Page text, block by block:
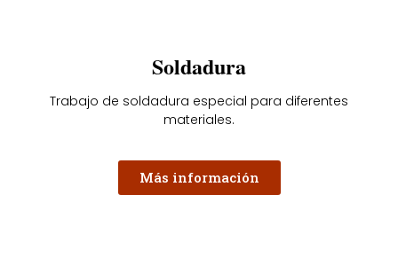
Soldadura
Trabajo de soldadura especial para diferentes
materiales.
Más información